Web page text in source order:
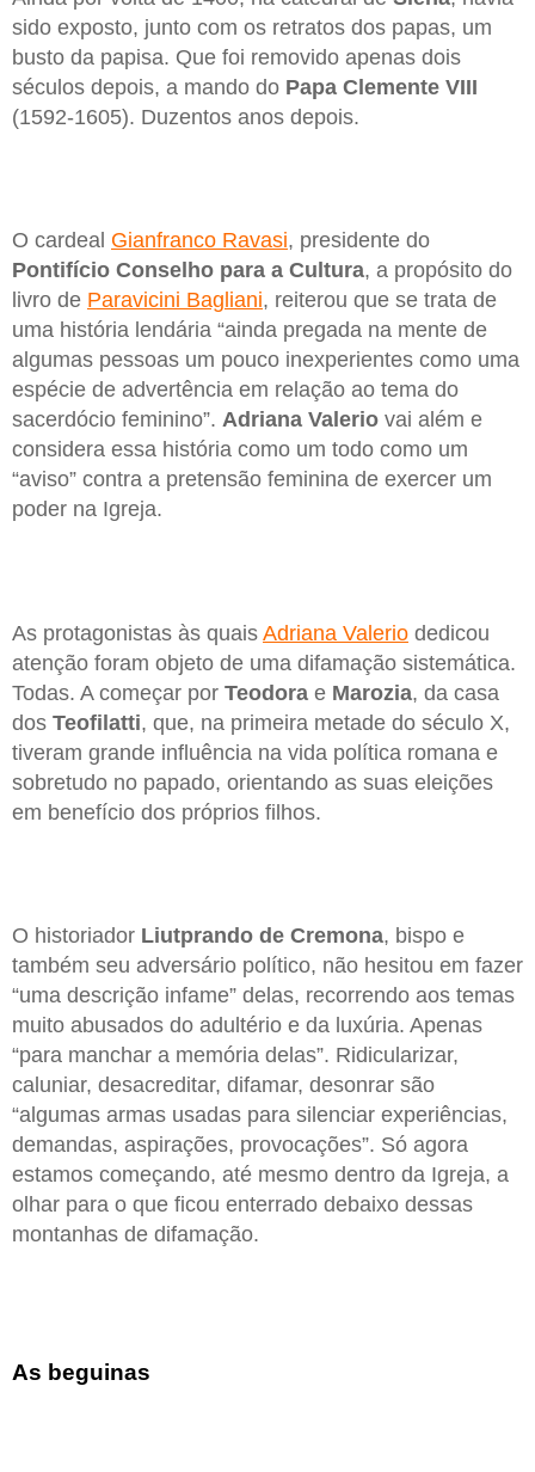
sido exposto, junto com os retratos dos papas, um
busto da papisa. Que foi removido apenas dois
séculos depois, a mando do Papa Clemente VIII
(1592-1605). Duzentos anos depois.
O cardeal Gianfranco Ravasi, presidente do
Pontifício Conselho para a Cultura, a propósito do
livro de Paravicini Bagliani, reiterou que se trata de
uma história lendária “ainda pregada na mente de
algumas pessoas um pouco inexperientes como uma
espécie de advertência em relação ao tema do
sacerdócio feminino”. Adriana Valerio vai além e
considera essa história como um todo como um
“aviso” contra a pretensão feminina de exercer um
poder na Igreja.
As protagonistas às quais Adriana Valerio dedicou
atenção foram objeto de uma difamação sistemática.
Todas. A começar por Teodora e Marozia, da casa
dos Teofilatti, que, na primeira metade do século X,
tiveram grande influência na vida política romana e
sobretudo no papado, orientando as suas eleições
em benefício dos próprios filhos.
O historiador Liutprando de Cremona, bispo e
também seu adversário político, não hesitou em fazer
“uma descrição infame” delas, recorrendo aos temas
muito abusados do adultério e da luxúria. Apenas
“para manchar a memória delas”. Ridicularizar,
caluniar, desacreditar, difamar, desonrar são
“algumas armas usadas para silenciar experiências,
demandas, aspirações, provocações”. Só agora
estamos começando, até mesmo dentro da Igreja, a
olhar para o que ficou enterrado debaixo dessas
montanhas de difamação.
As beguinas